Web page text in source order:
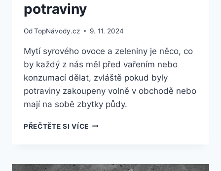
potraviny
OdTopNávody.cz 9. 11. 2024
Mytí syrového ovoce a zeleniny je něco, co
by každý z nás měl před vařením nebo
konzumací dělat, zvláště pokud byly
potraviny zakoupeny volně v obchodě nebo
mají na sobě zbytky půdy.
PŘEČTĚTE SI VÍCEJAK